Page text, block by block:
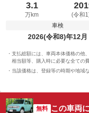
3.1
万km (令和
車検
2026(令和8)年12月
支払総額には、車両本体価格の他
相当額等、購入時に必要な全ての
当該価格は、登録等の時期や地域
無料 この車両